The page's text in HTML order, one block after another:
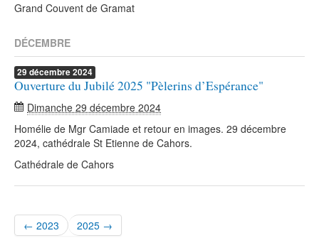
Grand Couvent de Gramat
DÉCEMBRE
29 décembre2024
Ouverture du Jubilé 2025 "Pèlerins d’Espérance"
Dimanche 29 décembre 2024
Homélie de Mgr Camiade et retour en images. 29 décembre
2024, cathédrale St Etienne de Cahors.
Cathédrale de Cahors
← 2023 2025 →